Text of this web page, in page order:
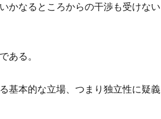
かなるところからの干渉も受けない
ある。
基本的な立場、つまり独立性に疑義